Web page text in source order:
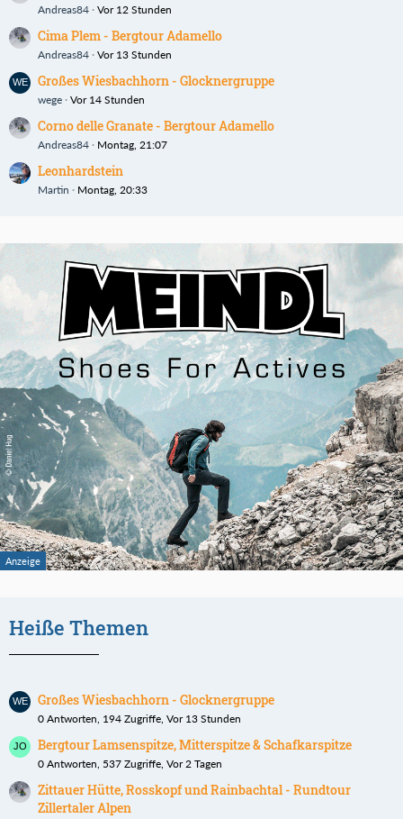
Andreas84 Vor 12 Stunden
Cima Plem - Bergtour Adamello
Andreas84 Vor 13 Stunden
Großes Wiesbachhorn - Glocknergruppe
wege Vor 14 Stunden
Corno delle Granate - Bergtour Adamello
Andreas84 Montag, 21:07
Leonhardstein
Martin Montag, 20:33
Heiße Themen
Großes Wiesbachhorn - Glocknergruppe
0 Antworten, 194 Zugriffe, Vor 13 Stunden
Bergtour Lamsenspitze, Mitterspitze & Schafkarspitze
0 Antworten, 537 Zugriffe, Vor 2 Tagen
Zittauer Hütte, Rosskopf und Rainbachtal - Rundtour
Zillertaler Alpen